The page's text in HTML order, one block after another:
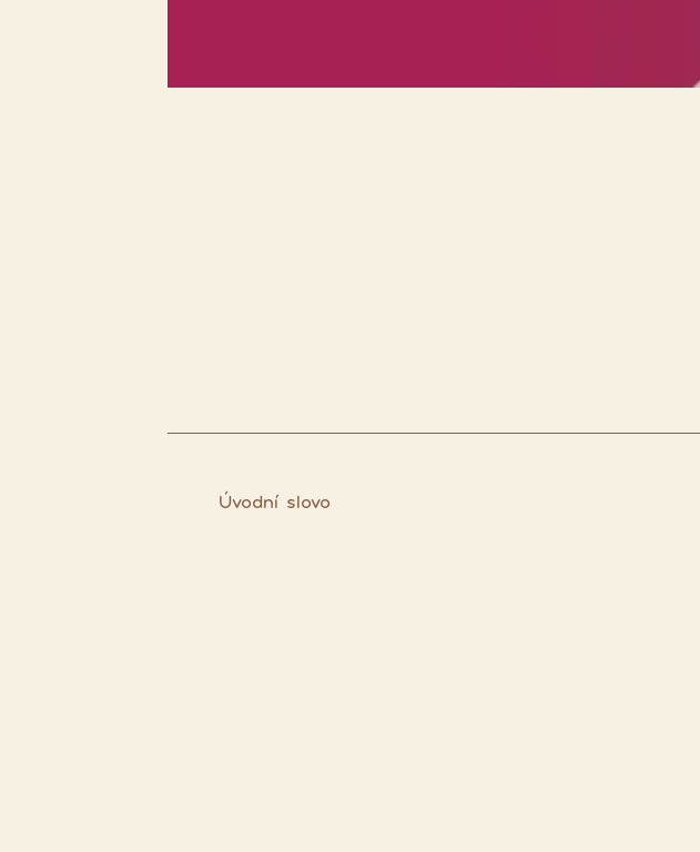
Úvodní slovo